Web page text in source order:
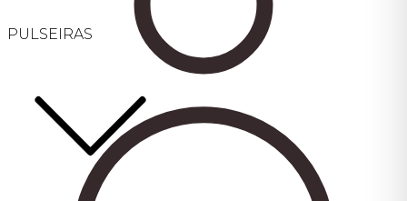
PULSEIRAS